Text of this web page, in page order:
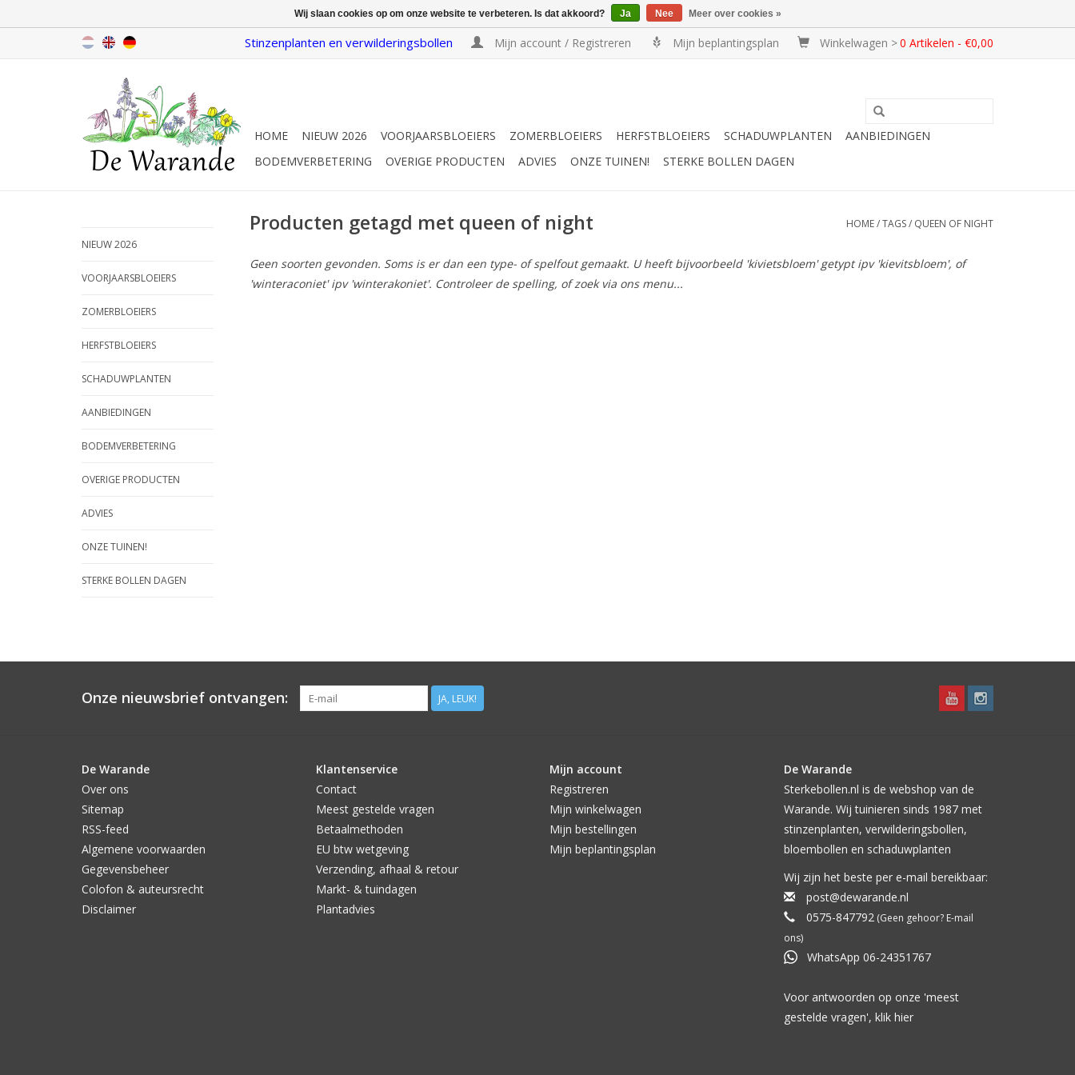
Stinzenplanten en verwilderingsbollen Mijn account / Registreren Mijn beplantingsplan Winkelwagen >0 Artikelen - €0,00
HOME NIEUW 2026 VOORJAARSBLOEIERS ZOMERBLOEIERS HERFSTBLOEIERS SCHADUWPLANTEN
AANBIEDINGEN
BODEMVERBETERING
OVERIGE PRODUCTEN ADVIES ONZE TUINEN! STERKE BOLLEN DAGEN
NIEUW 2026
VOORJAARSBLOEIERS
ZOMERBLOEIERS
HERFSTBLOEIERS
SCHADUWPLANTEN
AANBIEDINGEN
BODEMVERBETERING
OVERIGE PRODUCTEN
ADVIES
ONZE TUINEN!
STERKE BOLLEN DAGEN
Producten getagd met queen of night HOME/TAGS/ QUEEN OF NIGHT
Geen soorten gevonden. Soms is er dan een type- of spelfout gemaakt. U heeft bijvoorbeeld 'kivietsbloem' getypt ipv 'kievitsbloem', of
'winteraconiet' ipv 'winterakoniet'. Controleer de spelling, of zoek via ons menu...
Onze nieuwsbrief ontvangen: JA, LEUK!
De Warande
Over ons
Sitemap
RSS-feed
Algemene voorwaarden
Gegevensbeheer
Colofon & auteursrecht
Disclaimer
Klantenservice
Contact
Meest gestelde vragen
Betaalmethoden
EU btw wetgeving
Verzending, afhaal & retour
Markt- & tuindagen
Plantadvies
Mijn account
Registreren
Mijn winkelwagen
Mijn bestellingen
Mijn beplantingsplan
De Warande
Sterkebollen.nl is de webshop van de
Warande. Wij tuinieren sinds 1987 met
stinzenplanten, verwilderingsbollen,
bloembollen en schaduwplanten
Wij zijn het beste per e-mail bereikbaar:
post@dewarande.nl
0575-847792(Geen gehoor? E-mail
ons)
WhatsApp 06-24351767
Voor antwoorden op onze 'meest
gestelde vragen', klik hier
Wij slaan cookies op om onze website te verbeteren. Is dat akkoord? Ja Nee Meer over cookies »